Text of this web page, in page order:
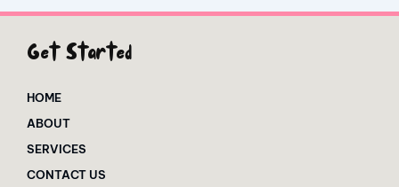
Get Started
HOME
ABOUT
SERVICES
CONTACT US